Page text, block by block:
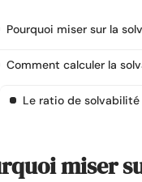
Pourquoi miser sur la
Comment calculer la
Le ratio de
miser